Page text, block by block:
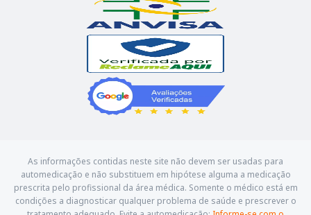
As informações contidas neste site não devem ser usadas para
automedicação e não substituem em hipótese alguma a medicação
prescrita pelo profissional da área médica. Somente o médico está em
condições a diagnosticar qualquer problema de saúde e prescrever o